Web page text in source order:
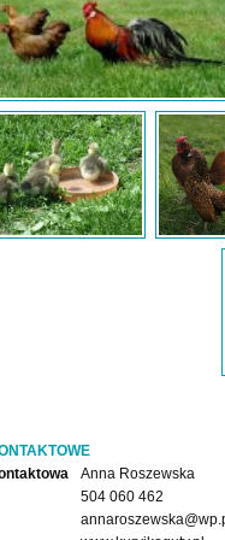
Anna Roszewska
504 060 462